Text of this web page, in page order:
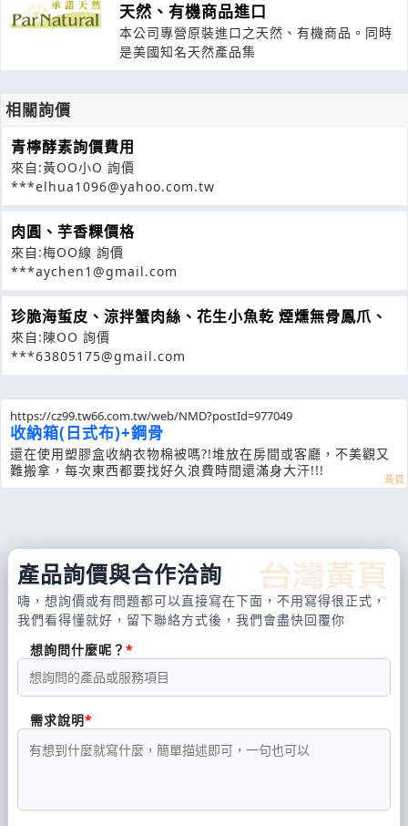
天然、有機商品進口
本公司專營原裝進口之天然、有機商品。同時
是美國知名天然產品集
相關詢價
青檸酵素詢價費用
來自:黃OO小O 詢價
***elhua1096@yahoo.com.tw
肉圓、芋香粿價格
來自:梅OO線 詢價
***aychen1@gmail.com
珍脆海蜇皮、涼拌蟹肉絲、花生小魚乾 煙燻無骨鳳爪、
來自:陳OO 詢價
***63805175@gmail.com
https://cz99.tw66.com.tw/web/NMD?postId=977049
收納箱(日式布)+鋼骨
還在使用塑膠盒收納衣物棉被嗎?! 堆放在房間或客廳，不美觀又
難搬拿，每次東西都要找好久浪費時間還滿身大汗!!!
產品詢價與合作洽詢
嗨，想詢價或有問題都可以直接寫在下面，不用寫得很正式，
我們看得懂就好，留下聯絡方式後，我們會盡快回覆你
想詢問什麼呢？
需求說明